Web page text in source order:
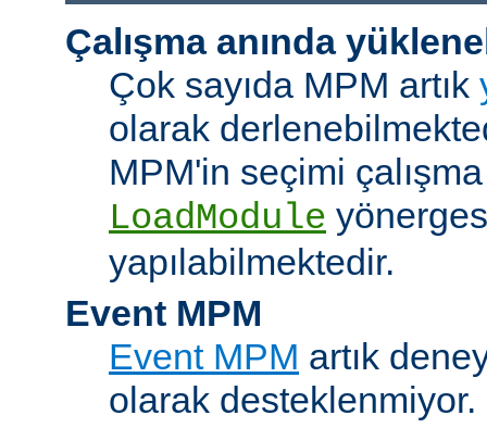
Çalışma anında
Çok sayıda MPM artık
olarak
MPM'in seçimi
LoadModule
yapılabilmektedir.
Event MPM
Event MPM artık
olarak desteklenmiyor.